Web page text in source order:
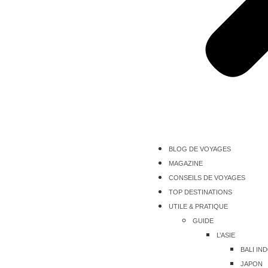
BLOG DE VOYAGES
MAGAZINE
CONSEILS DE VOYAGES
TOP DESTINATIONS
UTILE & PRATIQUE
GUIDE
L’ASIE
BALI
JAPON